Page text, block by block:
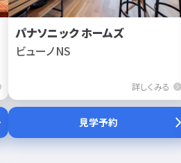
パナソニック ホームズ
ビューノNS
詳しくみる
見学予約